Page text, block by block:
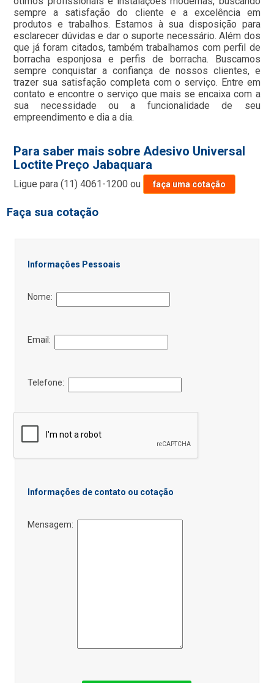
sempre a satisfação do cliente e a excelência em
produtos e trabalhos. Estamos à sua disposição para
esclarecer dúvidas e dar o suporte necessário. Além dos
que já foram citados, também trabalhamos com perfil de
borracha esponjosa e perfis de borracha. Buscamos
sempre conquistar a confiança de nossos clientes, e
trazer sua satisfação completa com o serviço. Entre em
contato e encontre o serviço que mais se encaixa com a
sua necessidade ou a funcionalidade de seu
empreendimento e dia a dia.
Para saber mais sobre Adesivo Universal
Loctite Preço Jabaquara
Ligue para(11) 4061-1200 ou faça uma cotação
Faça sua cotação
Informações Pessoais
Nome:
Email:
Telefone:
Informações de contato ou cotação
Mensagem: